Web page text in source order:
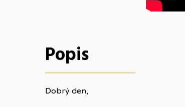
Popis
Dobrý den,